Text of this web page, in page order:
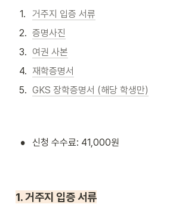
1.
거주지 입증 서류
2. 증명사진
3. 여권 사본
4. 재학증명서
5. GKS 장학증명서 (해당 학생만)
• 신청 수수료: 41,000원
1. 거주지 입증 서류